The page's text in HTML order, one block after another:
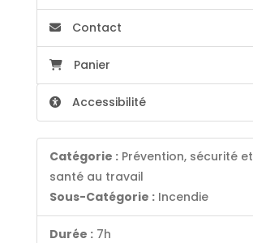
Contact
Panier
Accessibilité
Catégorie : Prévention, sécurité et
santé au travail
Sous-Catégorie : Incendie
Durée :7h